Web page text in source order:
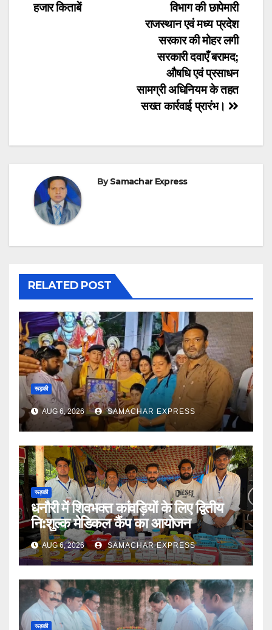
विभाग की छापेमारी
राजस्थान एवं मध्य प्रदेश
सरकार की मोहर लगी
सरकारी दवाएँ बरामद;
औषधि एवं प्रसाधन
सामग्री अधिनियम के तहत
सख्त कार्रवाई प्रारंभ।
हजार किताबें
BySamachar Express
RELATED POST
रूड़की
AUG 6, 2026 SAMACHAR EXPRESS
रूड़की
धनौरी में शिवभक्त कांवड़ियों के लिए द्वितीय
नि:शुल्क मेडिकल कैंप का आयोजन
AUG 6, 2026 SAMACHAR EXPRESS
रूड़की